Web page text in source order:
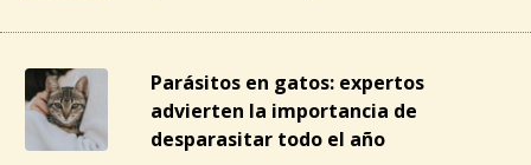
Parásitos en gatos: expertos
advierten la importancia de
desparasitar todo el año